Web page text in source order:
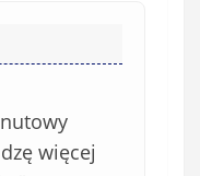
więcej